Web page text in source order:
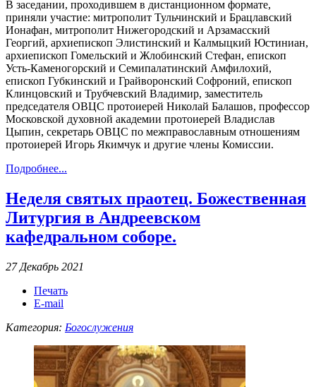
В заседании, проходившем в дистанционном формате,
приняли участие: митрополит Тульчинский и Брацлавский
Ионафан, митрополит Нижегородский и Арзамасский
Георгий, архиепископ Элистинский и Калмыцкий Юстиниан,
архиепископ Гомельский и Жлобинский Стефан, епископ
Усть-Каменогорский и Семипалатинский Амфилохий,
епископ Губкинский и Грайворонский Софроний, епископ
Клинцовский и Трубчевский Владимир, заместитель
председателя ОВЦС протоиерей Николай Балашов, профессор
Московской духовной академии протоиерей Владислав
Цыпин, секретарь ОВЦС по межправославным отношениям
протоиерей Игорь Якимчук и другие члены Комиссии.
Подробнее...
Неделя святых праотец. Божественная
Литургия в Андреевском
кафедральном соборе.
27 Декабрь 2021
Печать
E-mail
Категория: Богослужения